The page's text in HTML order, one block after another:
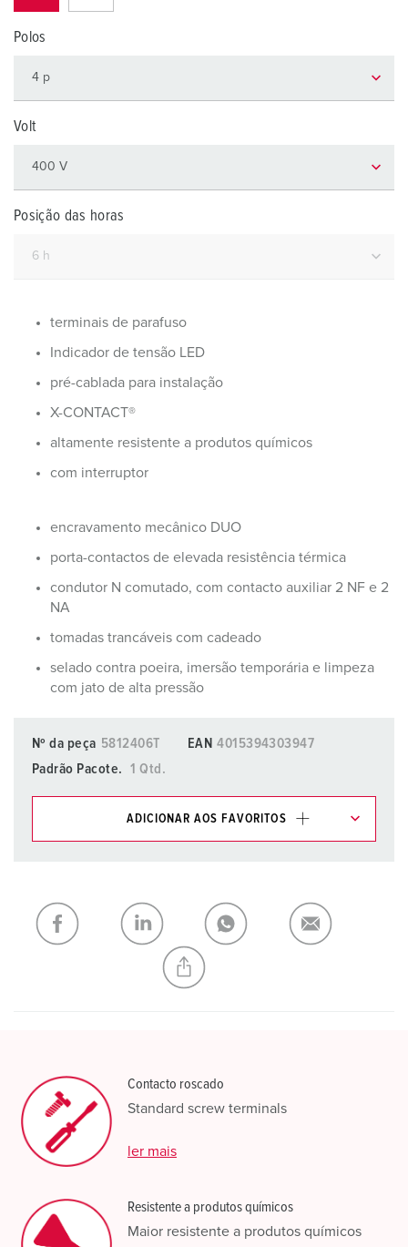
Polos
Volt
Posição das horas
terminais de parafuso
Indicador de tensão LED
pré-cablada para instalação
X-CONTACT®
altamente resistente a produtos químicos
com interruptor
encravamento mecânico DUO
porta-contactos de elevada resistência térmica
condutor N comutado, com contacto auxiliar 2 NF e 2
NA
tomadas trancáveis com cadeado
selado contra poeira, imersão temporária e limpeza
com jato de alta pressão
Nº da peça 5812406T EAN 4015394303947
Padrão Pacote.
1 Qtd.
ADICIONAR AOS FAVORITOS
Minha lista (0) ADICIONAR
CRIAR UMA NOVA LISTA
Contacto roscado
Standard screw terminals
ler mais
Resistente a produtos químicos
Maior resistente a produtos químicos